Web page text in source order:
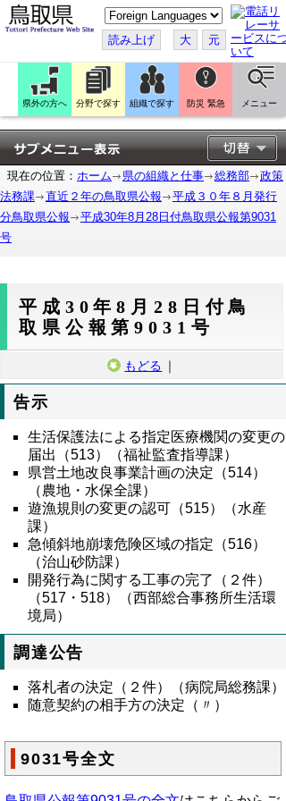
こ
の
ペ
ー
ジ
翻
訳
す
る
読み上げ 大 元
県外の方へ 分野で探す 組織で探す 防災 緊急 メニュー
現在の位置： ホーム 県の組織と仕事 総務部
政策
法務課
直近２年の鳥取県公報
平成３０年８月発行
分鳥取県公報
平成30年8月28日付鳥取県公報第9031
号
平成30年8月28日付鳥
取県公報第9031号
もどる ｜
告示
生活保護法による指定医療機関の変更の
届出（513）（福祉監査指導課）
県営土地改良事業計画の決定（514）
（農地・水保全課）
遊漁規則の変更の認可（515）（水産
課）
急傾斜地崩壊危険区域の指定（516）
（治山砂防課）
開発行為に関する工事の完了（２件）
（517・518）（西部総合事務所生活環
境局）
調達公告
落札者の決定（２件）（病院局総務課）
随意契約の相手方の決定（〃）
9031号全文